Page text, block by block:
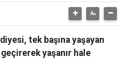
tek başına yaşayan
yaşanır hale